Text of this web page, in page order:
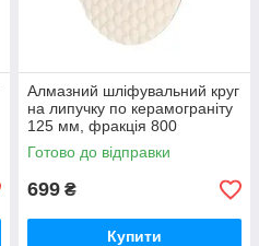
Алмазний шліфувальний круг
на липучку по керамограніту
125 мм, фракція 800
FasterTools (Е7156)
Готово до відправки
699 ₴
Купити